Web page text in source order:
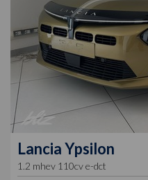
LanciaYpsilon
1.2 mhev 110cv e-dct